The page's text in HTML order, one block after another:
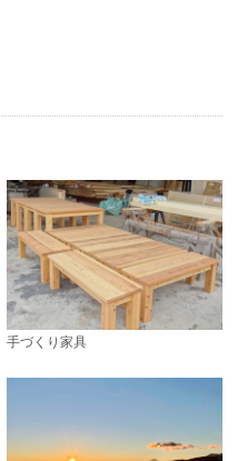
手づくり家具